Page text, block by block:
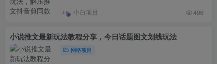
小白项目 496
小说推文最新玩法教程分享，今日话题图文划线玩法
网络项目